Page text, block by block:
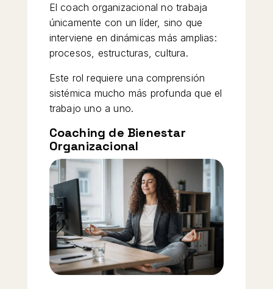
El coach organizacional no trabaja
únicamente con un líder, sino que
interviene en dinámicas más amplias:
procesos, estructuras, cultura.
Este rol requiere una comprensión
sistémica mucho más profunda que el
trabajo uno a uno.
Coaching de Bienestar
Organizacional